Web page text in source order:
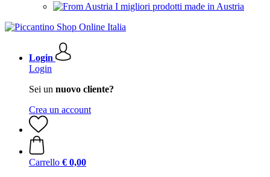
I migliori prodotti made in Austria
Login
Login
Sei un nuovo cliente?
Crea un account
Carrello € 0,00